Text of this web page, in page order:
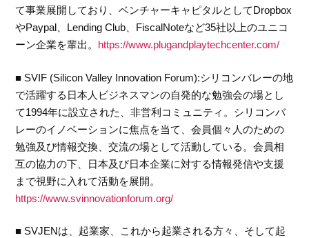
て事業展開しており、ベンチャーキャピタルとしてDropbox
やPaypal、Lending Club、FiscalNoteなど35社以上のユニコ
ーン企業を輩出。 https://www.plugandplaytechcenter.com/
■ SVIF (Silicon Valley Innovation Forum):シリコンバレーの地
で活躍する日本人ビジネスマンの自発的な勉強会の場とし
て1994年に設立された、非営利コミュニティ。シリコンバ
レーのイノベーションに焦点を当て、会員個々人のための
勉強及び情報交換、交流の場として活動している。会員相
互の協力の下、日本及び日本企業に対する情報発信や支援
まで視野に入れて活動を展開。
https://www.svinnovationforum.org/
■ SVJENは、起業家、これから起業される方々、そして起